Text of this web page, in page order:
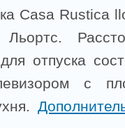
Casa Rustica
отпуска
с